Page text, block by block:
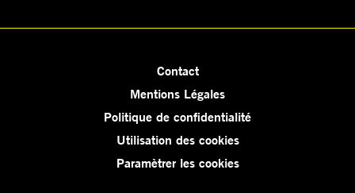
Contact
Mentions Légales
Politique de confidentialité
Utilisation des cookies
Paramètrer les cookies